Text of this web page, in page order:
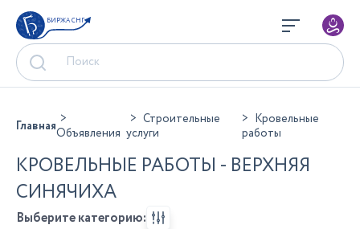
БИРЖА СНГ
ГлавнаяОбъявления
Строительные
услуги
Кровельные
работы
КРОВЕЛЬНЫЕ РАБОТЫ - ВЕРХНЯЯ
СИНЯЧИХА
Выберите категорию: